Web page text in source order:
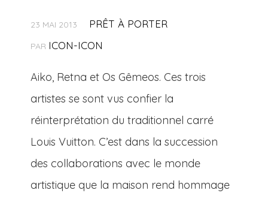
23 MAI 2013 PRÊT À PORTER
PAR ICON-ICON
Aiko, Retna et Os Gêmeos. Ces trois
artistes se sont vus confier la
réinterprétation du traditionnel carré
Louis Vuitton. C’est dans la succession
des collaborations avec le monde
artistique que la maison rend hommage